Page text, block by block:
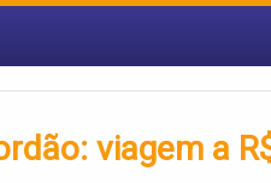
viagem a